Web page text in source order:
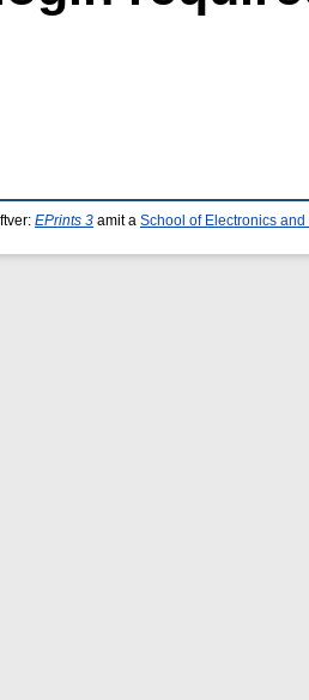
EPrints 3 amit a School of Electronics